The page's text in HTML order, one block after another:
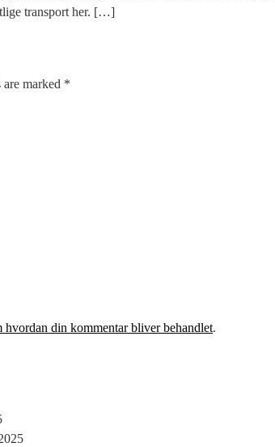
transport her. […]
marked *
hvordan din kommentar bliver behandlet.